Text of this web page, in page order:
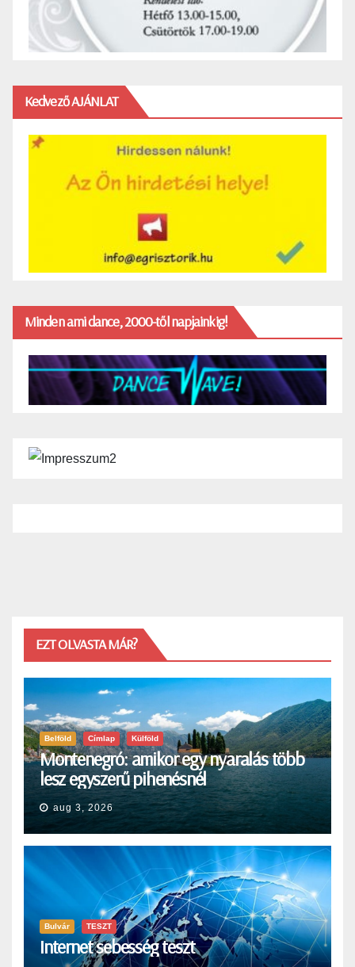
Kedvező AJÁNLAT
Minden ami dance, 2000-től napjainkig!
EZT OLVASTA MÁR?
Belföld Címlap Külföld
Montenegró: amikor egy nyaralás több
lesz egyszerű pihenésnél
aug 3, 2026
Bulvár TESZT
Internet sebesség teszt